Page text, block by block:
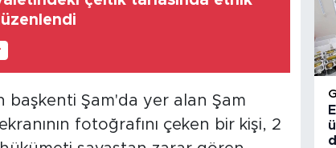
başkenti Şam'da yer alan Şam
fotoğrafını çeken bir kişi, 2